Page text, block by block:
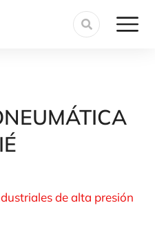
de alta presión